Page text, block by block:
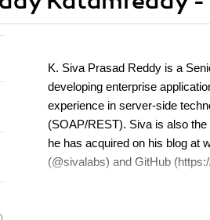
K. Siva Prasad Reddy is a
developing enterprise
experience in server-side
(SOAP/REST). Siva is also
he has acquired on his blog at
(@sivalabs) and GitHub